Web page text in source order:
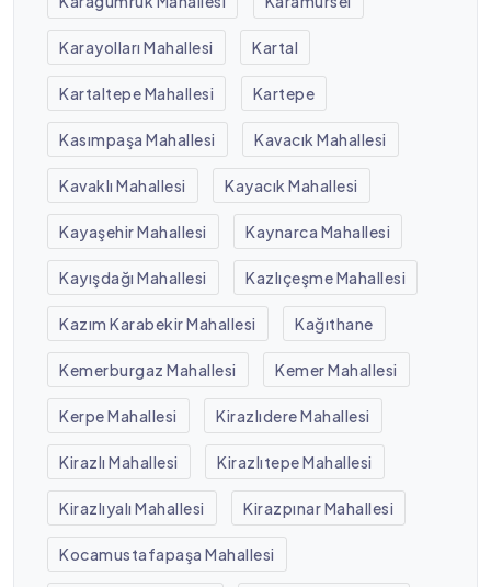
Karayolları Mahallesi Kartal
Kartaltepe Mahallesi Kartepe
Kasımpaşa Mahallesi Kavacık Mahallesi
Kavaklı Mahallesi Kayacık Mahallesi
Kayaşehir Mahallesi Kaynarca Mahallesi
Kayışdağı Mahallesi Kazlıçeşme Mahallesi
Kazım Karabekir Mahallesi Kağıthane
Kemerburgaz Mahallesi Kemer Mahallesi
Kerpe Mahallesi Kirazlıdere Mahallesi
Kirazlı Mahallesi Kirazlıtepe Mahallesi
Kirazlıyalı Mahallesi Kirazpınar Mahallesi
Kocamustafapaşa Mahallesi